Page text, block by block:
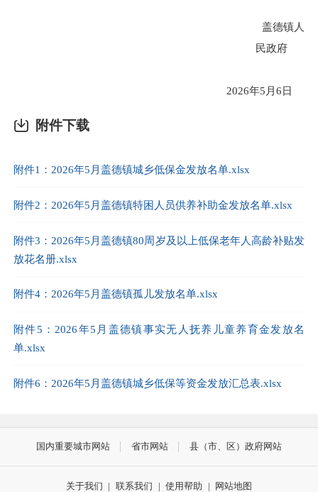
盖德镇人
民政府
2026年5 月6日
附件下载
附件1：2026年5月盖德镇城乡低保金发放名单.xlsx
附件2：2026年5月盖德镇特困人员供养补助金发放名单.xlsx
附件3：2026年5月盖德镇80周岁及以上低保老年人高龄补贴发
放花名册.xlsx
附件4：2026年5月盖德镇孤儿发放名单.xlsx
附件5：2026年5月盖德镇事实无人抚养儿童养育金发放名
单.xlsx
附件6：2026年5月盖德镇城乡低保等资金发放汇总表.xlsx
国内重要城市网站 省市网站 县（市、区）政府网站
关于我们 | 联系我们 | 使用帮助 | 网站地图